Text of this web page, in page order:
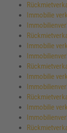
Immobilie
Immobilie
Immobilie
Immobilie